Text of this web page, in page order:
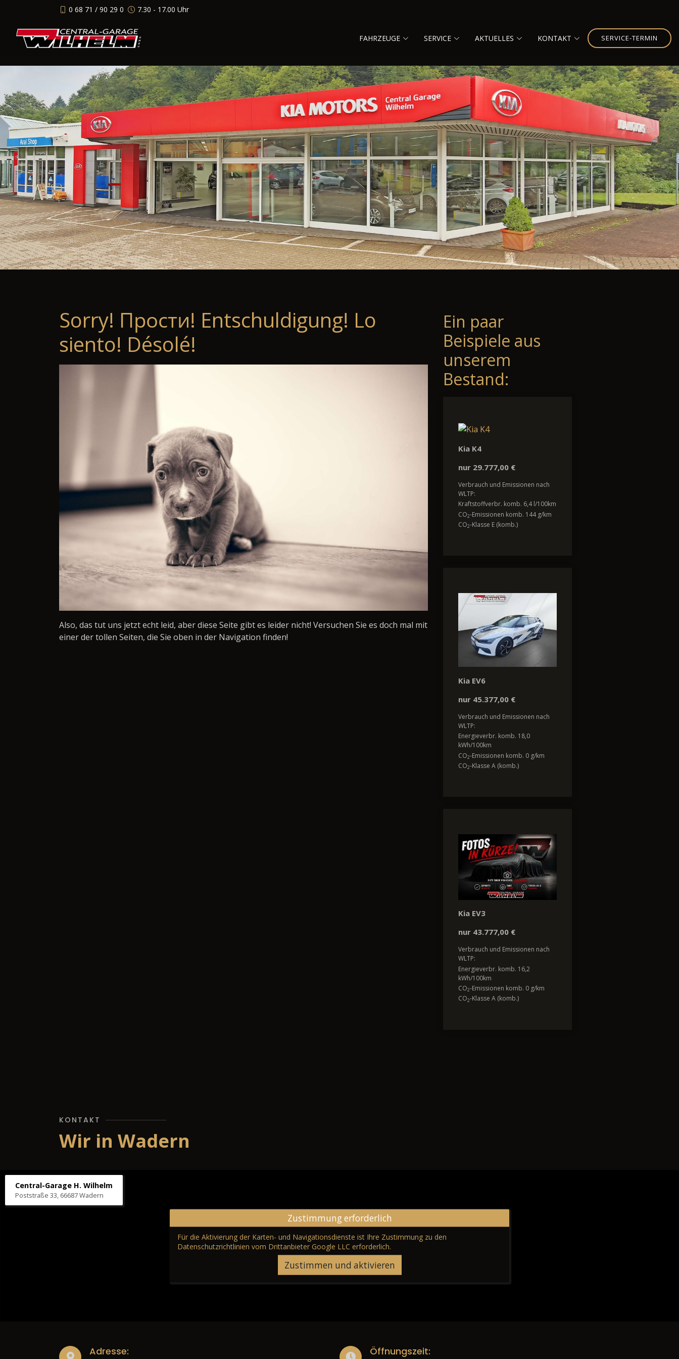
0 68 71 / 90 29 0 7.30 - 17.00 Uhr
FAHRZEUGE SERVICE AKTUELLES KONTAKT SERVICE-TERMIN
Sorry! Прости! Entschuldigung! Lo
siento! Désolé!
Also, das tut uns jetzt echt leid, aber diese Seite gibt es leider nicht! Versuchen Sie es doch mal mit
einer der tollen Seiten, die Sie oben in der Navigation finden!
Ein paar
Beispiele aus
unserem
Bestand:
Kia K4
nur 29.777,00 €
Verbrauch und Emissionen nach
WLTP:
Kraftstoffverbr. komb. 6,4 l/100km
CO2-Emissionen komb. 144 g/km
CO2-Klasse E (komb.)
Kia EV6
nur 45.377,00 €
Verbrauch und Emissionen nach
WLTP:
Energieverbr. komb. 18,0
kWh/100km
CO2-Emissionen komb. 0 g/km
CO2-Klasse A (komb.)
Kia EV3
nur 43.777,00 €
Verbrauch und Emissionen nach
WLTP:
Energieverbr. komb. 16,2
kWh/100km
CO2-Emissionen komb. 0 g/km
CO2-Klasse A (komb.)
KONTAKT
Wir in Wadern
Central-Garage H. Wilhelm
Poststraße 33, 66687 Wadern
Zustimmung erforderlich
Für die Aktivierung der Karten- und Navigationsdienste ist Ihre Zustimmung zu den
Datenschutzrichtlinien vom Drittanbieter Google LLC erforderlich.
Zustimmen und aktivieren
Adresse: Öffnungszeit: